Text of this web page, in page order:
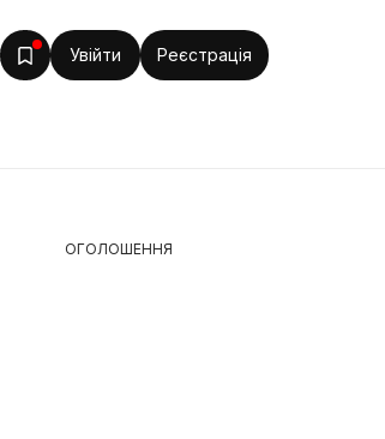
Увійти Реєстрація
ОГОЛОШЕННЯ